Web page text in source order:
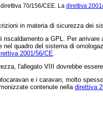
direttiva 70/156/CEE. La direttiva
in materia di sicurezza dei
a GPL. Per
quadro del sistema di
2001/56/CE.
l'allegato VIII dovrebbe
e i caravan, molto
contenute nella direttiva